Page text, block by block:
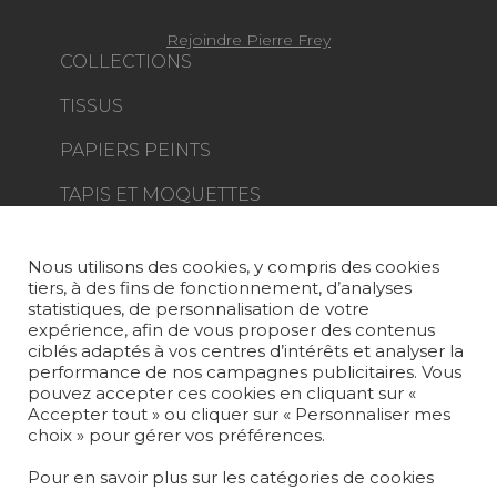
COLLECTIONS
TISSUS
PAPIERS PEINTS
TAPIS ET MOQUETTES
PROJETS
SUR-MESURE
MAGAZINE
LA MAISON
OÙ NOUS TROUVER ?
Rejoindre Pierre Frey
Nous utilisons des cookies, y compris des cookies
tiers, à des fins de fonctionnement, d’analyses
statistiques, de personnalisation de votre
expérience, afin de vous proposer des contenus
ciblés adaptés à vos centres d’intérêts et analyser la
performance de nos campagnes publicitaires. Vous
pouvez accepter ces cookies en cliquant sur «
Accepter tout » ou cliquer sur « Personnaliser mes
choix » pour gérer vos préférences.
Pour en savoir plus sur les catégories de cookies